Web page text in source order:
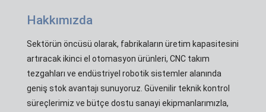
Hakkımızda
Sektörün öncüsü olarak, fabrikaların üretim kapasitesini
artıracak ikinci el otomasyon ürünleri, CNC takım
tezgahları ve endüstriyel robotik sistemler alanında
geniş stok avantajı sunuyoruz. Güvenilir teknik kontrol
süreçlerimiz ve bütçe dostu sanayi ekipmanlarımızla,